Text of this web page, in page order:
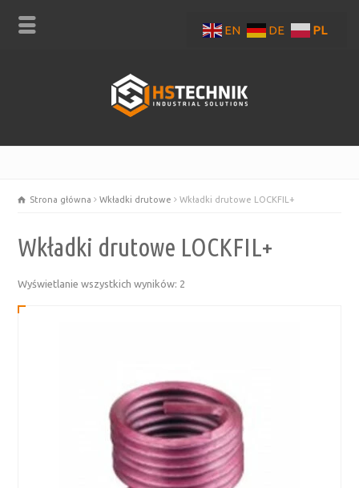
Strona główna Wkładki drutowe Wkładki drutowe LOCKFIL+
Wkładki drutowe LOCKFIL+
Wyświetlanie wszystkich wyników: 2
EN DE PL